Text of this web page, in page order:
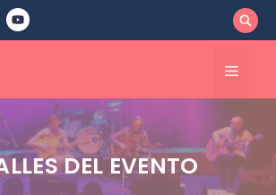
Menú
DEL EVENTO